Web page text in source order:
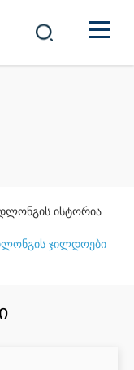
ისტორია
ჯილდოები